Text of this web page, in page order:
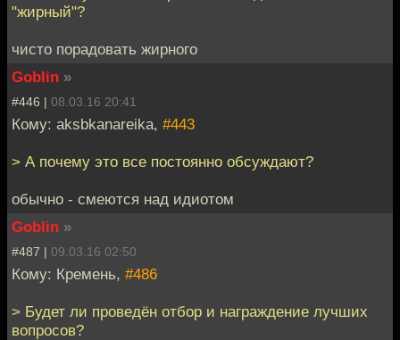
"жирный"?
чисто порадовать жирного
Goblin »
#446 | 08.03.16 20:41
Кому: aksbkanareika, #443
> А почему это все постоянно обсуждают?
обычно - смеются над идиотом
Goblin »
#487 | 09.03.16 02:50
Кому: Кремень, #486
> Будет ли проведён отбор и награждение лучших
вопросов?